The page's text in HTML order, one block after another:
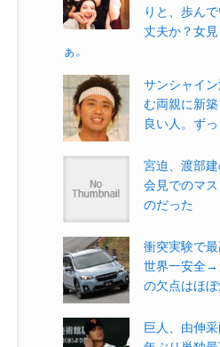
りと、歩ん
丈夫か？女
ぁ。
サンシャイ
む両親に新
良い人。ずっ
宮迫、渡部
会見でのマ
のだった
衝突実験で
世界一安全→
の欠点はほ
巨人、由伸